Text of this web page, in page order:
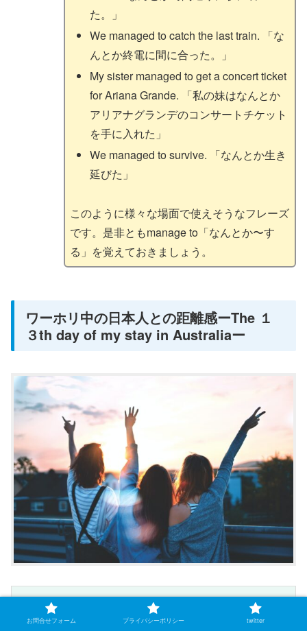
た。」
We managed to catch the last train. 「な
んとか終電に間に合った。」
My sister managed to get a concert ticket
for Ariana Grande. 「私の妹はなんとか
アリアナグランデのコンサートチケット
を手に入れた」
We managed to survive. 「なんとか生き
延びた」
このように様々な場面で使えそうなフレーズ
です。是非ともmanage to「なんとか〜す
る」を覚えておきましょう。
ワーホリ中の日本人との距離感ーThe １
３th day of my stay in Australiaー
April 13thーThe 13th
お問合せフォーム プライバシーポリシー twitter